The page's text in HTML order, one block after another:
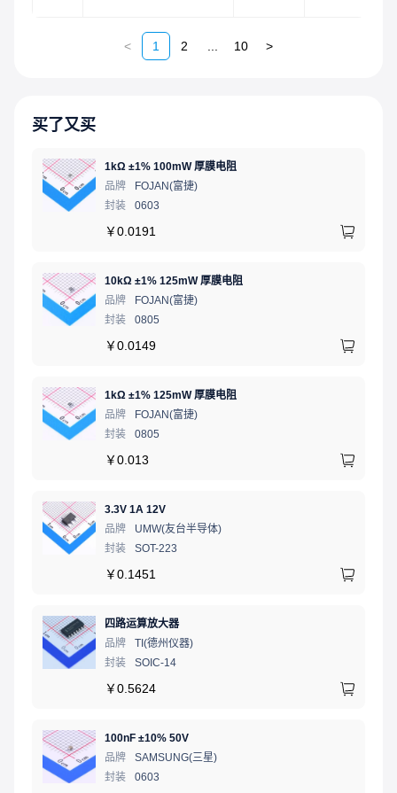
< 1 2 10 >
买了又买
1kΩ ±1% 100mW 厚膜电阻
品牌
FOJAN(富捷)
封装
0603
￥0.0191
10kΩ ±1% 125mW 厚膜电阻
品牌
FOJAN(富捷)
封装
0805
￥0.0149
1kΩ ±1% 125mW 厚膜电阻
品牌
FOJAN(富捷)
封装
0805
￥0.013
3.3V 1A 12V
品牌
UMW(友台半导体)
封装
SOT-223
￥0.1451
四路运算放大器
品牌
TI(德州仪器)
封装
SOIC-14
￥0.5624
100nF ±10% 50V
品牌
SAMSUNG(三星)
封装
0603